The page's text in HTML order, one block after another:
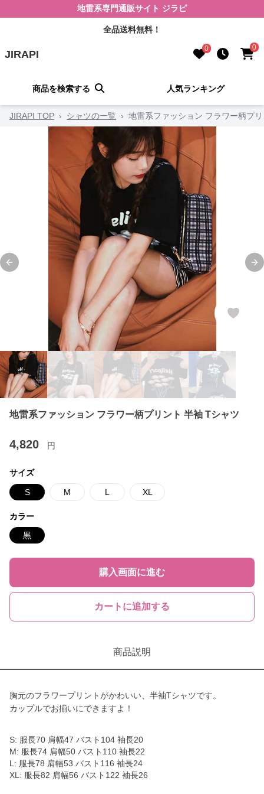
地雷系専門通販サイト ジラピ
全品送料無料！
JIRAPI 0 0
商品を検索する 人気ランキング
JIRAPI TOP › シャツの一覧 › 地雷系ファッション フラワー柄プ
Previous slide
地雷系ファッション フラワー柄プリント 半袖 Tシャツ
4,820 円
サイズ
S M L XL
カラー
黒
購入画面に進む
カートに追加する
商品説明
胸元のフラワープリントがかわいい、半袖Tシャツです。
カップルでお揃いにできますよ！
S: 服長70 肩幅47 バスト104 袖長20
M: 服長74 肩幅50 バスト110 袖長22
L: 服長78 肩幅53 バスト116 袖長24
XL: 服長82 肩幅56 バスト122 袖長26